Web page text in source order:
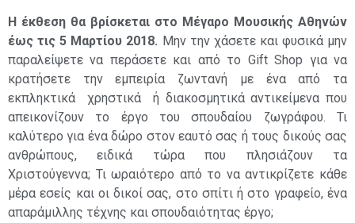
Η έκθεση θα βρίσκεται στο Μέγαρο Μουσικής Αθηνών
έως τις 5 Μαρτίου 2018. Μην την χάσετε και φυσικά μην
παραλείψετε να περάσετε και από το Gift Shop για να
κρατήσετε την εμπειρία ζωντανή με ένα από τα
εκπληκτικά χρηστικά ή διακοσμητικά αντικείμενα που
απεικονίζουν το έργο του σπουδαίου ζωγράφου. Τι
καλύτερο για ένα δώρο στον εαυτό σας ή τους δικούς σας
ανθρώπους, ειδικά τώρα που πλησιάζουν τα
Χριστούγεννα; Τι ωραιότερο από το να αντικρίζετε κάθε
μέρα εσείς και οι δικοί σας, στο σπίτι ή στο γραφείο, ένα
απαράμιλλης τέχνης και σπουδαιότητας έργο;